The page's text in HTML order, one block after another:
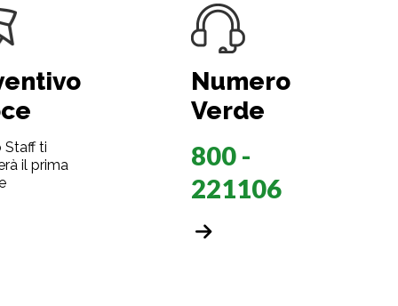
Staff ti
il prima
Numero
Verde
800 -
221106